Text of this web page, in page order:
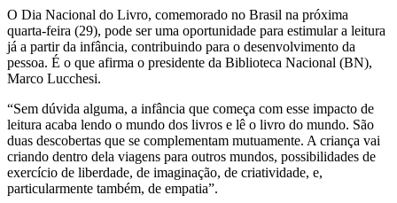
O Dia Nacional do Livro, comemorado no Brasil na próxima
quarta-feira (29), pode ser uma oportunidade para estimular a leitura
já a partir da infância, contribuindo para o desenvolvimento da
pessoa. É o que afirma o presidente da Biblioteca Nacional (BN),
Marco Lucchesi.
“Sem dúvida alguma, a infância que começa com esse impacto de
leitura acaba lendo o mundo dos livros e lê o livro do mundo. São
duas descobertas que se complementam mutuamente. A criança vai
criando dentro dela viagens para outros mundos, possibilidades de
exercício de liberdade, de imaginação, de criatividade, e,
particularmente também, de empatia”.